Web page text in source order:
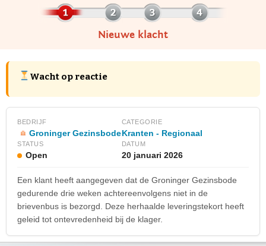
Nieuwe klacht
Wacht op reactie
BEDRIJF
Groninger Gezinsbode
CATEGORIE
Kranten - Regionaal
STATUS
Open
DATUM
20 januari 2026
Een klant heeft aangegeven dat de Groninger Gezinsbode
gedurende drie weken achtereenvolgens niet in de
brievenbus is bezorgd. Deze herhaalde leveringstekort heeft
geleid tot ontevredenheid bij de klager.